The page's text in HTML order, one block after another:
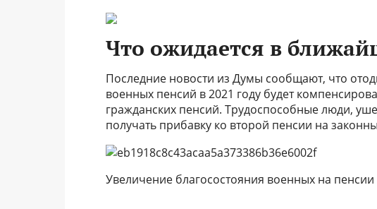
Что ожидается в
Последние новости из Думы сообщают, что
военных пенсий в 2021 году будет
гражданских пенсий. Трудоспособные люди,
получать прибавку ко второй пенсии на
Увеличение благосостояния военных на